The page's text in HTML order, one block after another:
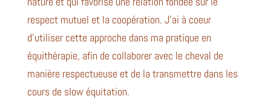
respect mutuel et la coopération. J’ai à coeur
d’utiliser cette approche dans ma pratique en
équithérapie, afin de collaborer avec le cheval de
manière respectueuse et de la transmettre dans les
cours de slow équitation.